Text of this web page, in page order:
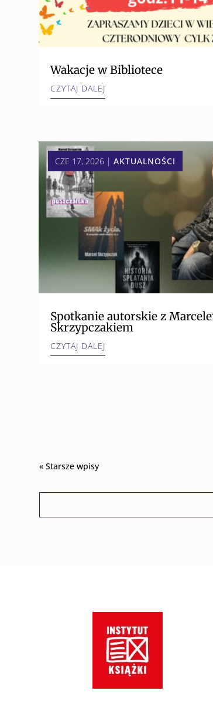
Wakacje w Bibliotece
CZYTAJ DALEJ
Spotkanie autorskie z
Skrzypczakiem
CZE 17, 2026 |AKTUALNOŚCI
CZYTAJ DALEJ
« Starsze wpisy